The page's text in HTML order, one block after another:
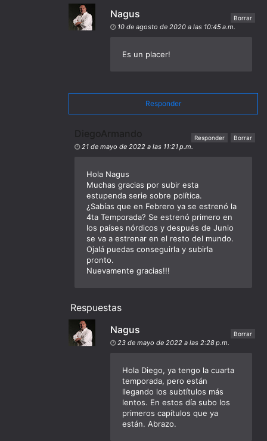
Nagus
10 de agosto de 2020 a las 10:45 a.m.
Es un placer!
Borrar
Responder
DiegoArmando
21 de mayo de 2022 a las 11:21 p.m.
Hola Nagus
Muchas gracias por subir esta
estupenda serie sobre política.
¿Sabías que en Febrero ya se estrenó la
4ta Temporada? Se estrenó primero en
los países nórdicos y después de Junio
se va a estrenar en el resto del mundo.
Ojalá puedas conseguirla y subirla
pronto.
Nuevamente gracias!!!
Responder Borrar
Respuestas
Nagus
23 de mayo de 2022 a las 2:28 p.m.
Hola Diego, ya tengo la cuarta
temporada, pero están
llegando los subtítulos más
lentos. En estos día subo los
primeros capítulos que ya
están. Abrazo.
Borrar